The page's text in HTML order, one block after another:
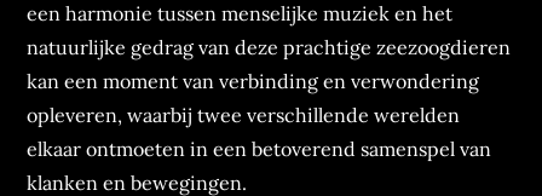
een harmonie tussen menselijke muziek en het
natuurlijke gedrag van deze prachtige zeezoogdieren
kan een moment van verbinding en verwondering
opleveren, waarbij twee verschillende werelden
elkaar ontmoeten in een betoverend samenspel van
klanken en bewegingen.